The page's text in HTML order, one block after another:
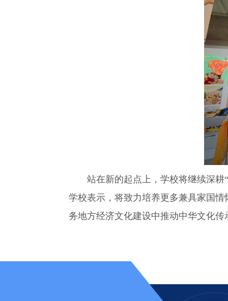
站在新的起点上，学校将继续深
学校表示，将致力培养更多兼具家国
务地方经济文化建设中推动中华文化传